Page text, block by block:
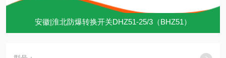
安徽|淮北防爆转换开关DHZ51-25/3（BHZ51）